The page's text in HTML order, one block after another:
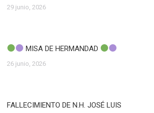
29 junio, 2026
MISA DE HERMANDAD
26 junio, 2026
FALLECIMIENTO DE N.H. JOSÉ LUIS